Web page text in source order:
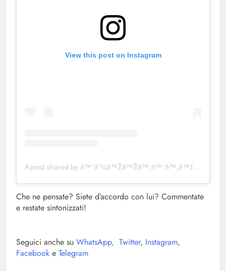
View this post on Instagram
A post shared by ð™ˆð˜¼ð™Žð™Žð™„ð™ˆð™„ð™‡ð™„ð˜¼ð™‰ð™Š ð™‘ð˜¼ð™ð™ð™€ð™Žð™€ (@massimilianovarrese)
Che ne pensate? Siete d’accordo con lui? Commentate
e restate sintonizzati!
Seguici anche su WhatsApp, Twitter, Instagram,
Facebook e Telegram